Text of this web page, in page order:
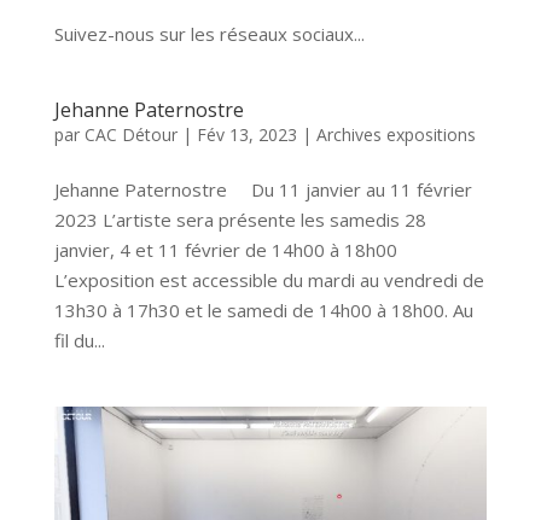
Suivez-nous sur les réseaux sociaux...
Jehanne Paternostre
par CAC Détour| Fév 13, 2023 | Archives expositions
Jehanne Paternostre Du 11 janvier au 11 février
2023 L’artiste sera présente les samedis 28
janvier, 4 et 11 février de 14h00 à 18h00
L’exposition est accessible du mardi au vendredi de
13h30 à 17h30 et le samedi de 14h00 à 18h00. Au
fil du...